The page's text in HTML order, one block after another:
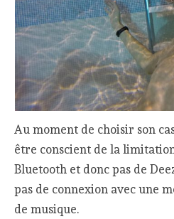
Au moment de choisir son
être conscient de la
Bluetooth et donc pas de
pas de connexion avec une
de musique.